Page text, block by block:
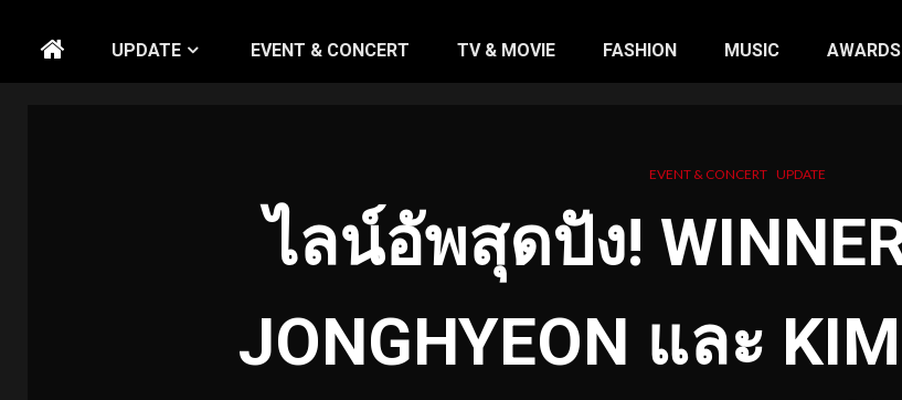
UPDATE EVENT & CONCERT TV & MOVIE FASHION MUSIC AWARDS
EVENT & CONCERT UPDATE
ไลน์อัพสุดปัง!
JONGHYEON และ